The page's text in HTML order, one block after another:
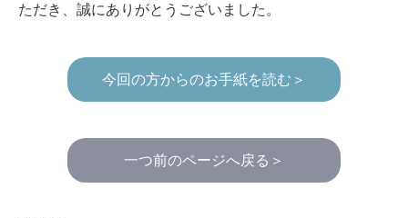
ただき、誠にありがとうございました。
今回の方からのお手紙を読む＞
一つ前のページへ戻る＞